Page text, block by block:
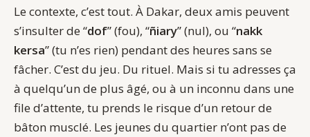
Le contexte, c’est tout. À Dakar, deux amis peuvent
s’insulter de “dof” (fou), “ñiary” (nul), ou “nakk
kersa” (tu n’es rien) pendant des heures sans se
fâcher. C’est du jeu. Du rituel. Mais si tu adresses ça
à quelqu’un de plus âgé, ou à un inconnu dans une
file d’attente, tu prends le risque d’un retour de
bâton musclé. Les jeunes du quartier n’ont pas de